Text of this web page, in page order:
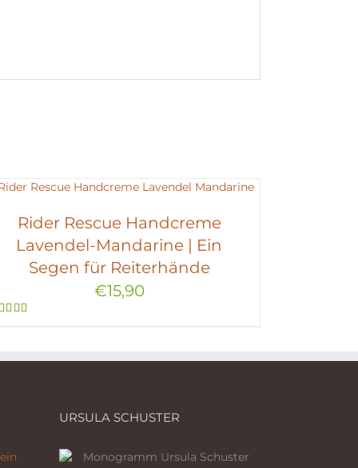
Rider Rescue Handcreme
Lavendel-Mandarine | Ein
Segen für Reiterhände
€15,90
URSULA SCHUSTER